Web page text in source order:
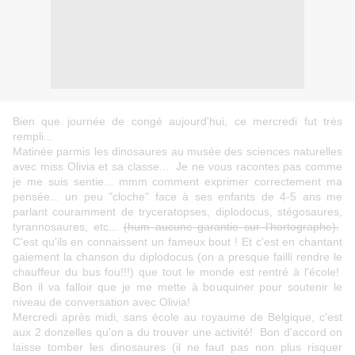
Bien que journée de congé aujourd'hui, ce mercredi fut très
rempli...
Matinée parmis les dinosaures au musée des sciences naturelles
avec miss Olivia et sa classe... Je ne vous racontes pas comme
je me suis sentie... mmm comment exprimer correctement ma
pensée... un peu "cloche" face à ses enfants de 4-5 ans me
parlant couramment de tryceratopses, diplodocus, stégosaures,
tyrannosaures, etc... (hum aucune garantie sur l'hortographe).
C'est qu'ils en connaissent un fameux bout ! Et c'est en chantant
gaiement la chanson du diplodocus (on a presque failli rendre le
chauffeur du bus fou!!!) que tout le monde est rentré à l'école!
Bon il va falloir que je me mette à bouquiner pour soutenir le
niveau de conversation avec Olivia!
Mercredi après midi, sans école au royaume de Belgique, c'est
aux 2 donzelles qu'on a du trouver une activité! Bon d'accord on
laisse tomber les dinosaures (il ne faut pas non plus risquer